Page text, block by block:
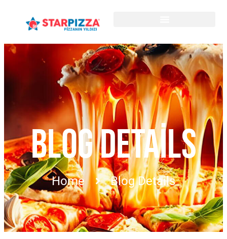
BLOG DETAILS
Home Blog Details